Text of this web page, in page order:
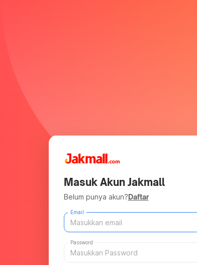
Masuk Akun Jakmall
Belum punya akun?Daftar
Email
Password